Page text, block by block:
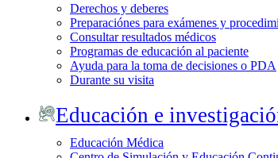
Derechos y deberes
Preparaciónes para exámenes y
Consultar resultados médicos
Programas de educación al paciente
Ayuda para la toma de decisiones o PDA
Durante su visita
Educación e
Educación Médica